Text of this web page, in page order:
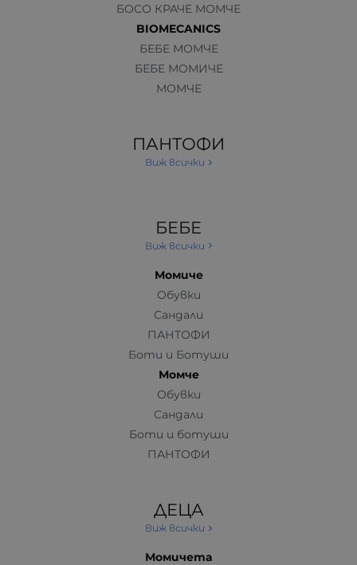
БОСО КРАЧЕ МОМЧЕ
BIOMECANICS
БЕБЕ МОМЧЕ
БЕБЕ МОМИЧЕ
МОМЧЕ
ПАНТОФИ
Виж всички
БЕБЕ
Виж всички
Момиче
Обувки
Сандали
ПАНТОФИ
Боти и Ботуши
Момче
Обувки
Сандали
Боти и ботуши
ПАНТОФИ
ДЕЦА
Виж всички
Момичета